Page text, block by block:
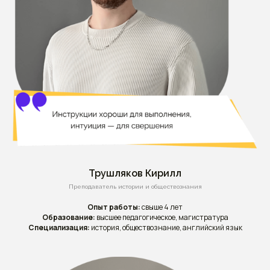
Трушляков Кирилл
Преподаватель истории и обществознания
Опыт работы:свыше 4 лет
Образование: высшее педагогическое, магистратура
Специализация: история, обществознание, английский язык